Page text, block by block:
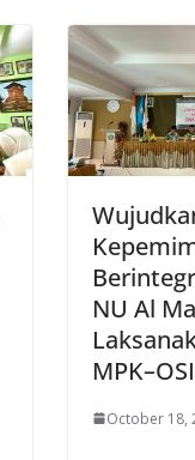
NU Al
October 18,